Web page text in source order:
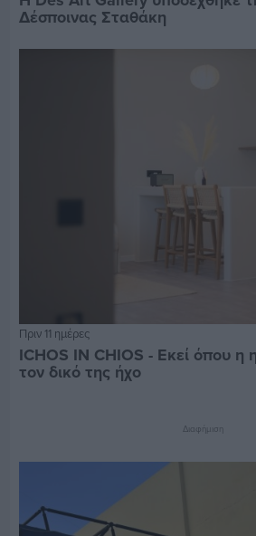
Δέσποινας Σταθάκη
Πριν 11 ημέρες
ICHOS IN CHIOS - Εκεί όπου η
τον δικό της ήχο
Διαφήμιση